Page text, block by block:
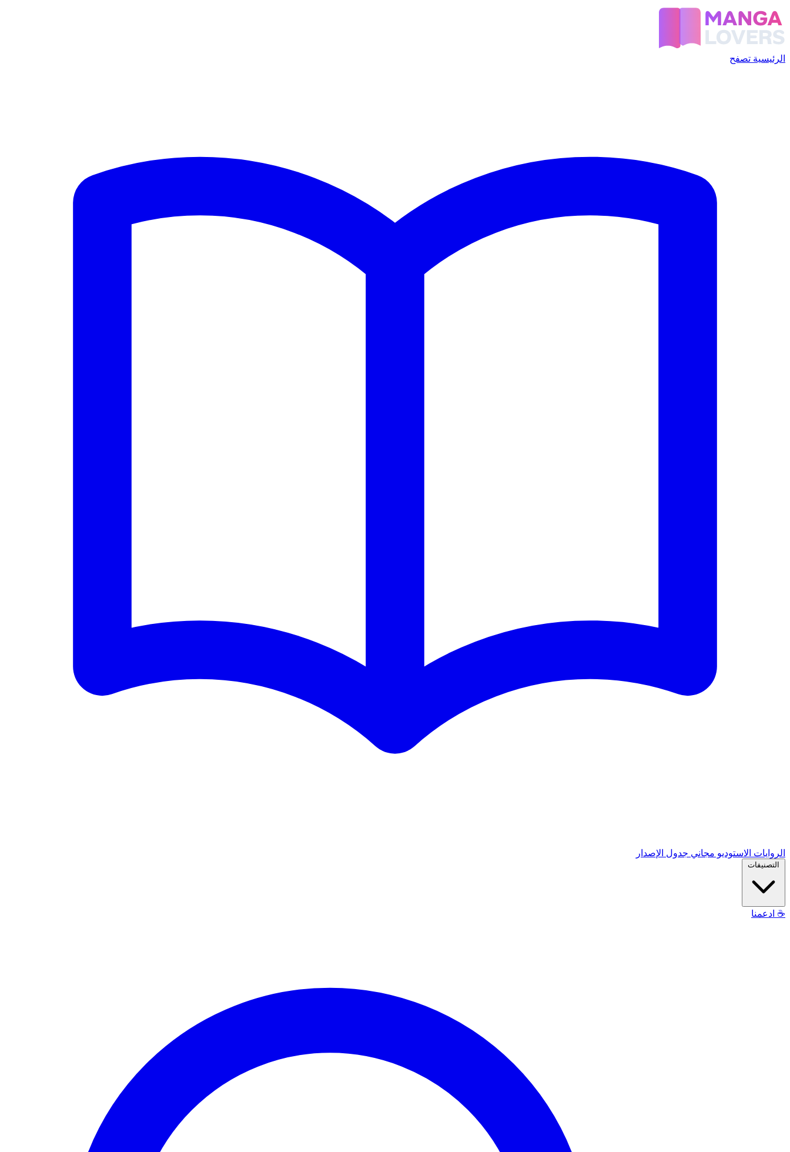
الرئيسية تصفح
الروايات الاستوديو مجاني جدول الإصدار
التصنيفات
☕ ادعمنا